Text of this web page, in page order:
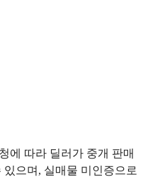
에 따라 딜러가 중개 판매
으며, 실매물 미인증으로